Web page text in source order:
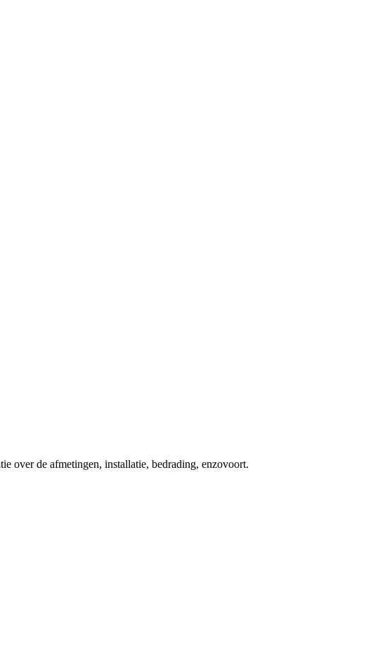
over de afmetingen, installatie, bedrading, enzovoort.